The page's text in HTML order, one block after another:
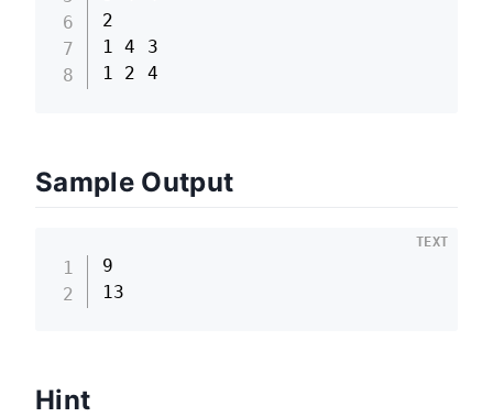
2
1 4 3
1 2 4
Sample Output
9
13
TEXT
Hint